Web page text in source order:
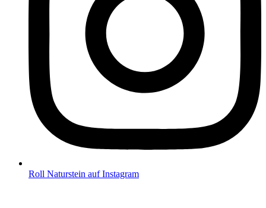
Roll Naturstein auf Instagram